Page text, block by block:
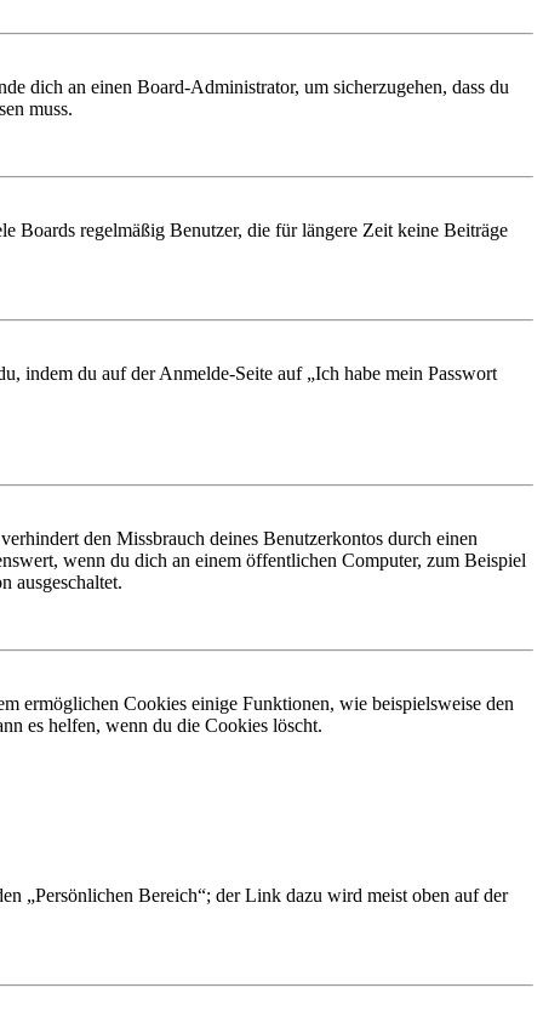
dich an einen Board-Administrator, um sicherzugehen, dass du
muss.
Boards regelmäßig Benutzer, die für längere Zeit keine Beiträge
indem du auf der Anmelde-Seite auf „Ich habe mein Passwort
den Missbrauch deines Benutzerkontos durch einen
wenn du dich an einem öffentlichen Computer, zum Beispiel
ausgeschaltet.
ermöglichen Cookies einige Funktionen, wie beispielsweise den
es helfen, wenn du die Cookies löscht.
„Persönlichen Bereich“; der Link dazu wird meist oben auf der